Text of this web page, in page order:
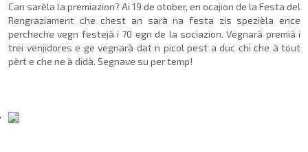
Can sarèla la premiazion? Ai 19 de otober, en ocajion de la Festa del
Rengraziament che chest an sarà na festa zis spezièla ence
percheche vegn festejà i 70 egn de la sociazion. Vegnarà premià i
trei venjidores e ge vegnarà dat n picol pest a duc chi che à tout
pèrt e che ne à didà. Segnave su per temp!